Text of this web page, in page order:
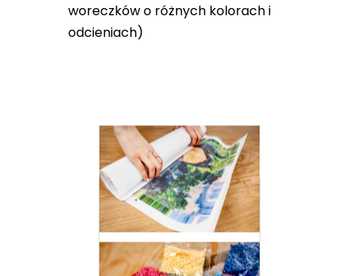
woreczków o różnych kolorach i
odcieniach)